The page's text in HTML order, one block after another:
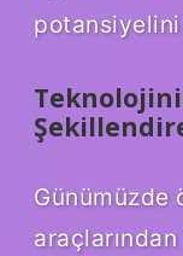
potansiyelini
Günümüzde